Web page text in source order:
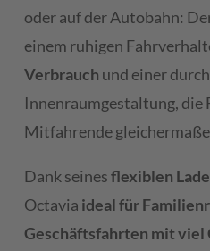
oder auf der Autobahn:
einem ruhigen
Verbrauch und einer
Innenraumgestaltung, die
Mitfahrende
Dank seinesflexiblen
Octavia ideal für
Geschäftsfahrten mit viel